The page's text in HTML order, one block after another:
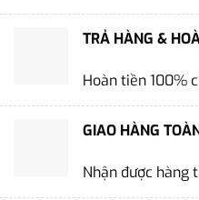
TRẢ HÀNG &
Hoàn tiền 100%
GIAO HÀNG
Nhận được hàng